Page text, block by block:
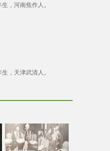
，河南焦作人。
，天津武清人。